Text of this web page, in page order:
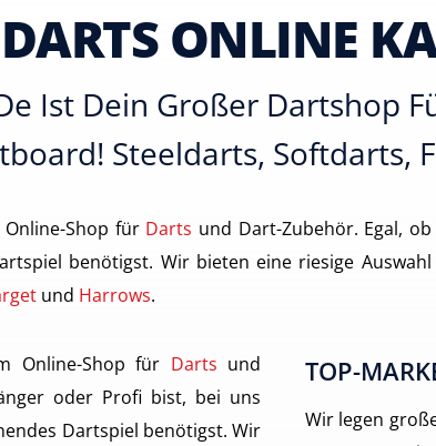
DARTS ONLINE
Ist Dein Großer Dartshop
Steeldarts, Softdarts,
Shop für Darts und Dart-Zubehör. Egal,
benötigst. Wir bieten eine riesige Auswahl
und Harrows.
Online-Shop für Darts und
oder Profi bist, bei uns
Dartspiel benötigst. Wir
TOP-
Wir legen